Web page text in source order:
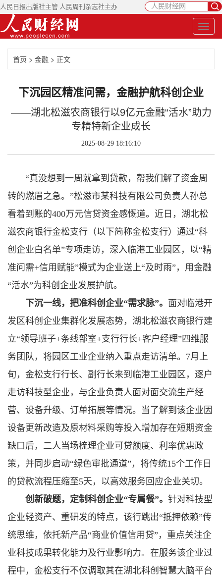
人民日报出版社主管 人民周刊杂志社主办
首页 > 金融 > 正文
下沉园区精准问需，金融护航科创企业
——湖北松滋农商银行以9亿元金融“活水”助力
专精特新企业成长
2025-08-29 18:16:10
“真没想到一周就拿到贷款，帮我们解了资金周
转的燃眉之急。”松滋市某科技有限公司负责人孙总
看着到账的400万元信贷资金感慨道。近日，湖北松
滋农商银行金松支行（以下简称金松支行）通过“科
创企业白名单”专项走访，深入临港工业园区，以“精
准问需+信用赋能”模式为企业送上“及时雨”，用金融
“活水”为科创企业发展护航。
下沉一线，把准科创企业“需求脉”。 面对临港开
发区科创企业集群化发展态势，湖北松滋农商银行建
立“领导班子+条线部室+支行行长+客户经理”四维服
务团队，将园区工业企业纳入重点走访清单。7月上
旬，金松支行行长、副行长来到临港工业园区，逐户
走访科技型企业，与企业负责人面对面交流生产经
营、设备升级、订单拓展等情况。当了解到该企业因
设备更新改造及原材料采购等投入增加存在短期资金
缺口后，二人当场梳理企业可贷额度、利率优惠政
策，并同步启动“绿色审批通道”，将传统15个工作日
的贷款流程压缩至5天，以高效服务回应企业关切。
创新破题，定制科创企业“专属餐”。 针对科技型
企业轻资产、重研发的特点，该行跳出“抵押依赖”传
统思维，依托新产品“商业价值信用贷”，重点关注企
业科技成果转化能力及行业影响力。在服务该企业过
程中，金松支行不仅调取其在湖北科创智慧大脑平台